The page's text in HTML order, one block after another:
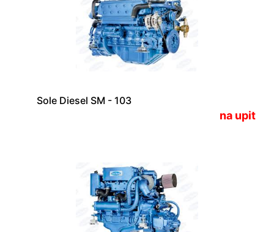
Sole Diesel SM - 103
na upit